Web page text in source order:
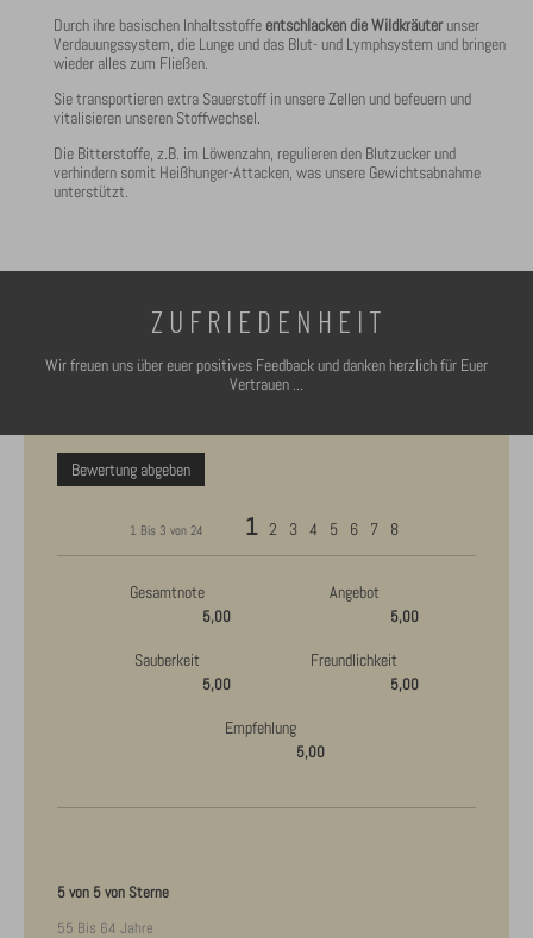
Durch ihre basischen Inhaltsstoffe entschlacken die Wildkräuterunser
Verdauungssystem, die Lunge und das Blut- und Lymphsystem und bringen
wieder alles zum Fließen.
Sie transportieren extra Sauerstoff in unsere Zellen und befeuern und
vitalisieren unseren Stoffwechsel.
Die Bitterstoffe, z.B. im Löwenzahn, regulieren den Blutzucker und
verhindern somit Heißhunger-Attacken, was unsere Gewichtsabnahme
unterstützt.
Z U F R I E D E N H E I T
Wir freuen uns über euer positives Feedback und danken herzlich für Euer
Vertrauen ...
Bewertung abgeben
1 Bis 3 von 24 1 2 3 4 5 6 7 8
Gesamtnote
5,00
Angebot
5,00
Sauberkeit
5,00
Freundlichkeit
5,00
Empfehlung
5,00
5 von 5 von Sterne
55 Bis 64 Jahre